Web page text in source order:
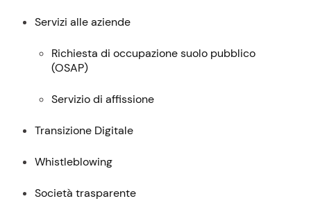
contatti
servizi
Servizi alle aziende
Richiesta di occupazione suolo pubblico
(OSAP)
Servizio di affissione
Transizione Digitale
Whistleblowing
Società trasparente